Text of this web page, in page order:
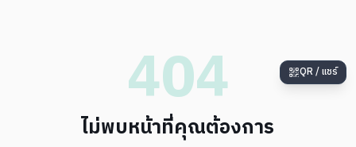
404
ไม่พบหน้าที่คุณต้องการ
QR / แชร์